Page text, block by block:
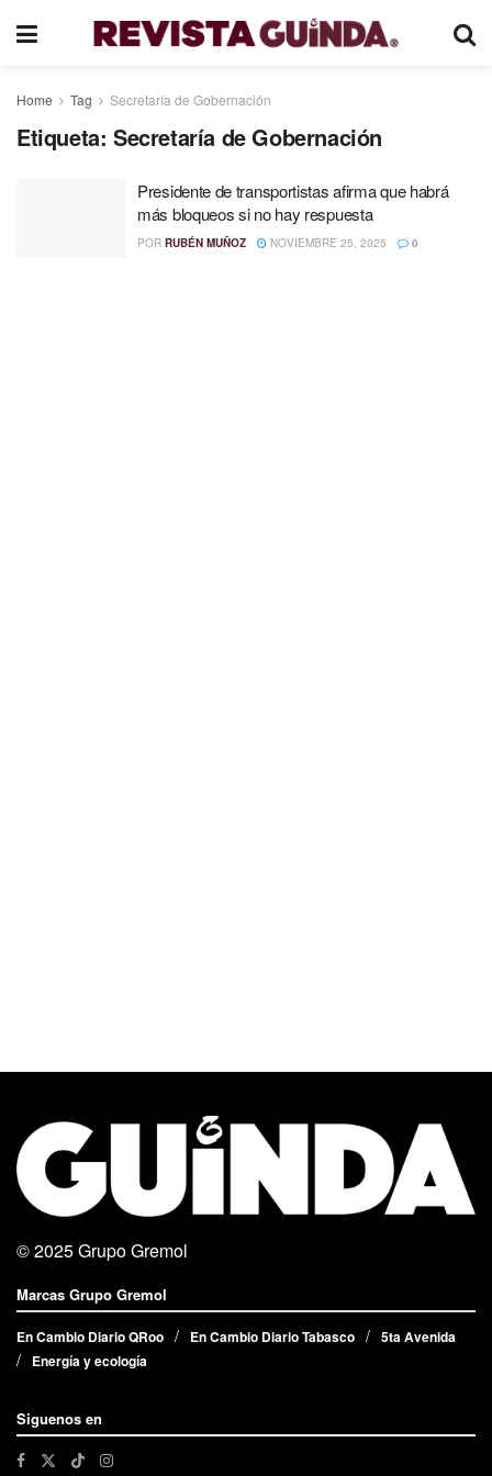
Home Tag Secretaría de Gobernación
Etiqueta: Secretaría de Gobernación
Presidente de transportistas afirma que habrá
más bloqueos si no hay respuesta
POR RUBÉN MUÑOZ NOVIEMBRE 25, 2025 0
© 2025Grupo Gremol
Marcas Grupo Gremol
En Cambio Diario QRoo En Cambio Diario Tabasco
5ta Avenida
Energía y ecología
Siguenos en